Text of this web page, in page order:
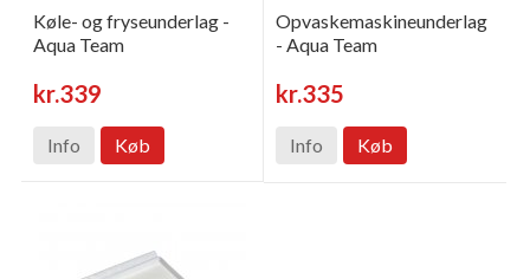
Køle- og fryseunderlag -
Aqua Team
kr.339
Info Køb
Opvaskemaskineunderlag
- Aqua Team
kr.335
Info Køb